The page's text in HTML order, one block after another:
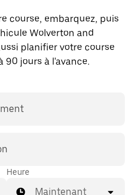
course, embarquez, puis
Wolverton and
planifier votre course
90 jours à l'avance.
Heure
Maintenant